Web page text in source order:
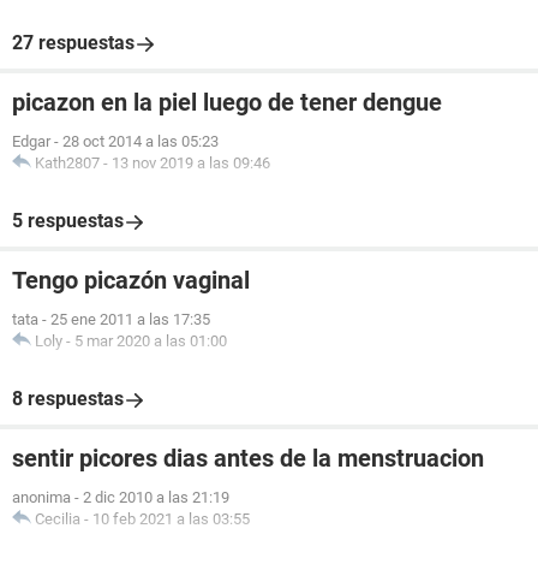
27 respuestas
picazon en la piel luego de tener dengue
Edgar - 28 oct 2014 a las 05:23
Kath2807 - 13 nov 2019 a las 09:46
5 respuestas
Tengo picazón vaginal
tata - 25 ene 2011 a las 17:35
Loly - 5 mar 2020 a las 01:00
8 respuestas
sentir picores dias antes de la menstruacion
anonima - 2 dic 2010 a las 21:19
Cecilia - 10 feb 2021 a las 03:55